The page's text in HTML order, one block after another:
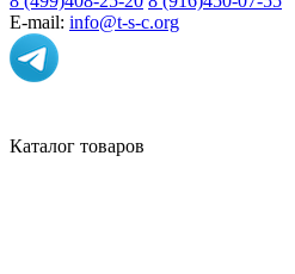
E-mail: info@t-s-c.org
Каталог товаров